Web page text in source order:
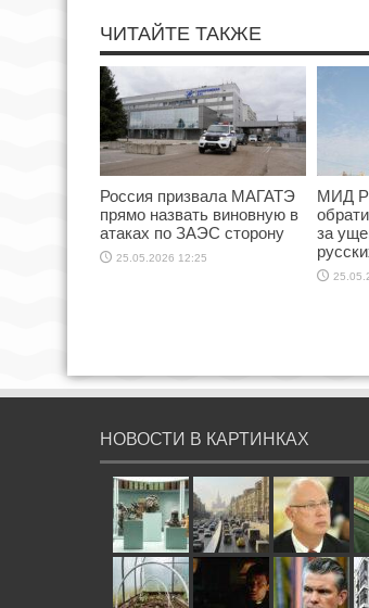
ЧИТАЙТЕ ТАКЖЕ
Россия призвала МАГАТЭ
прямо назвать виновную в
атаках по ЗАЭС сторону
25.05.2026 12:25
МИД
за
НОВОСТИ В КАРТИНКАХ